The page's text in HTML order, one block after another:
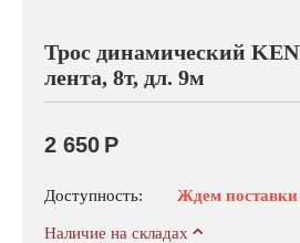
Трос динамический
лента, 8т, дл. 9м
2 650 Р
Доступность: Ждем поставки
Наличие на складах